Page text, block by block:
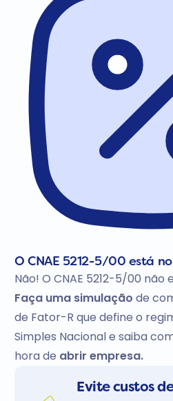
O CNAE 5212-5/00 está
Não! O CNAE 5212-5/00 não
Faça uma simulação de
de Fator-R que define o
Simples Nacional e saiba
hora de abrir empresa.
Evite custos